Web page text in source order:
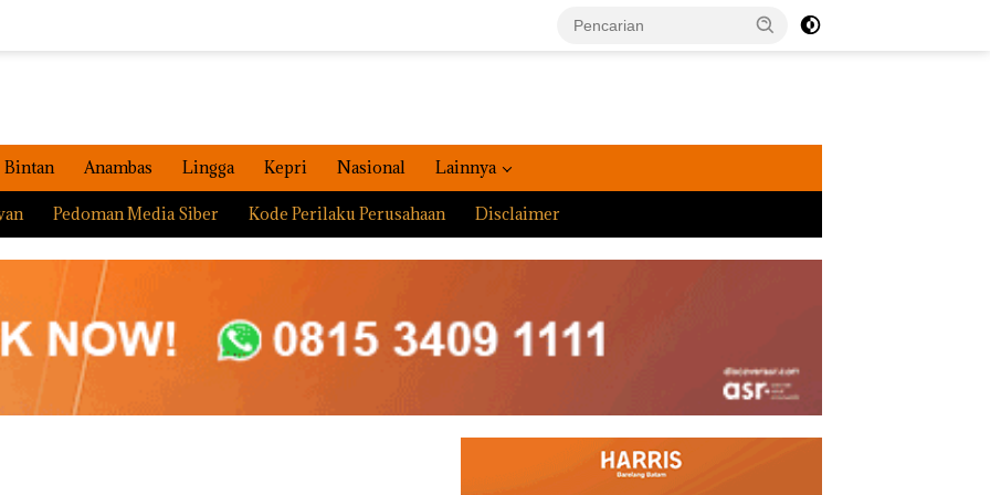
Bintan Anambas Lingga Kepri Nasional Lainnya
Pedoman Media Siber Kode Perilaku Perusahaan Disclaimer